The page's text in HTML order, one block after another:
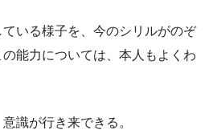
いる様子を、今のシリルがのぞ
能力については、本人もよくわ
識が行き来できる。